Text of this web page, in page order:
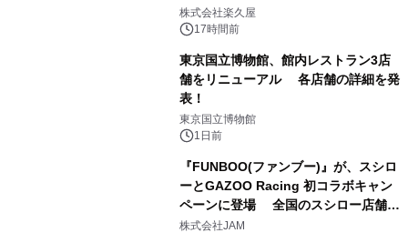
メニューを提供
株式会社楽久屋
17時間前
東京国立博物館、館内レストラン3店
舗をリニューアル 各店舗の詳細を発
表！
東京国立博物館
1日前
『FUNBOO(ファンブー)』が、スシロ
ーとGAZOO Racing 初コラボキャン
ペーンに登場 全国のスシロー店舗で
GR 4車種の FUNBOO(ミニカー)付き
株式会社JAM